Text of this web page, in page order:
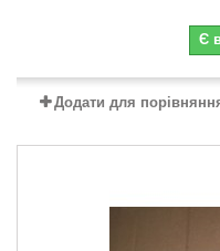
Є
Додати для